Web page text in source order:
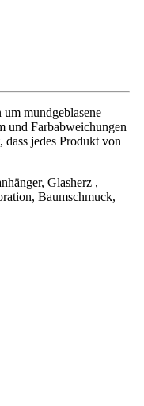
mundgeblasene
und Farbabweichungen
jedes Produkt von
Glasherz ,
Baumschmuck,